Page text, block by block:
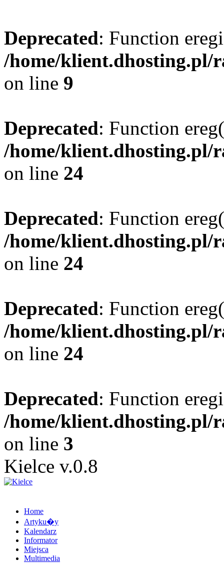
Deprecated: Function
/home/klient.dhosting.pl/
on line 9
Deprecated: Function
/home/klient.dhosting.pl/
on line 24
Deprecated: Function
/home/klient.dhosting.pl/
on line 24
Deprecated: Function
/home/klient.dhosting.pl/
on line 24
Deprecated: Function
/home/klient.dhosting.pl/
on line 3
Kielce v.0.8
Home
Artyku�y
Kalendarz
Informator
Miejsca
Multimedia